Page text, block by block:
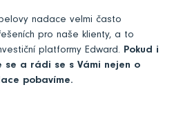
nadace velmi často
pro naše klienty, a to
platformy Edward. Pokud i
se a rádi se s Vámi nejen o
pobavíme.